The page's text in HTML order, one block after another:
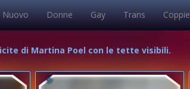
Nuovo Donne Gay Trans Coppie
di Martina Poel con le tette visibili.